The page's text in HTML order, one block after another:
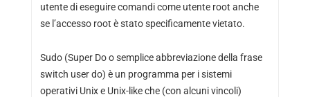
utente di eseguire comandi come utente root anche
se l’accesso root è stato specificamente vietato.
Sudo (Super Do o semplice abbreviazione della frase
switch user do) è un programma per i sistemi
operativi Unix e Unix-like che (con alcuni vincoli)